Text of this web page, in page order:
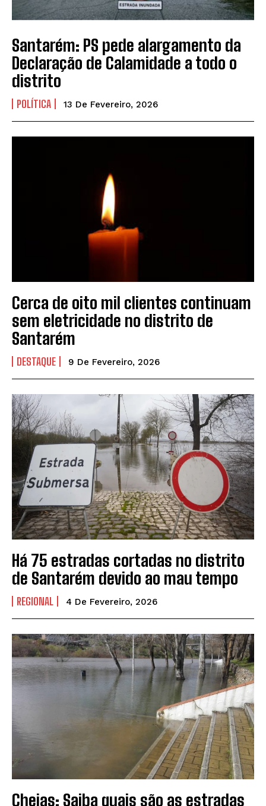
Santarém: PS pede alargamento da
Declaração de Calamidade a todo o
distrito
POLÍTICA 13 De Fevereiro, 2026
Cerca de oito mil clientes continuam
sem eletricidade no distrito de
Santarém
DESTAQUE 9 De Fevereiro, 2026
Há 75 estradas cortadas no distrito
de Santarém devido ao mau tempo
REGIONAL 4 De Fevereiro, 2026
Cheias: Saiba quais são as estradas